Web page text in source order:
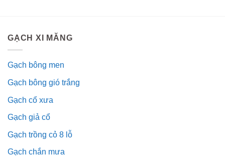
GẠCH XI MĂNG
Gạch bông men
Gạch bông gió trắng
Gạch cổ xưa
Gạch giả cổ
Gạch trồng cỏ 8 lỗ
Gạch chắn mưa